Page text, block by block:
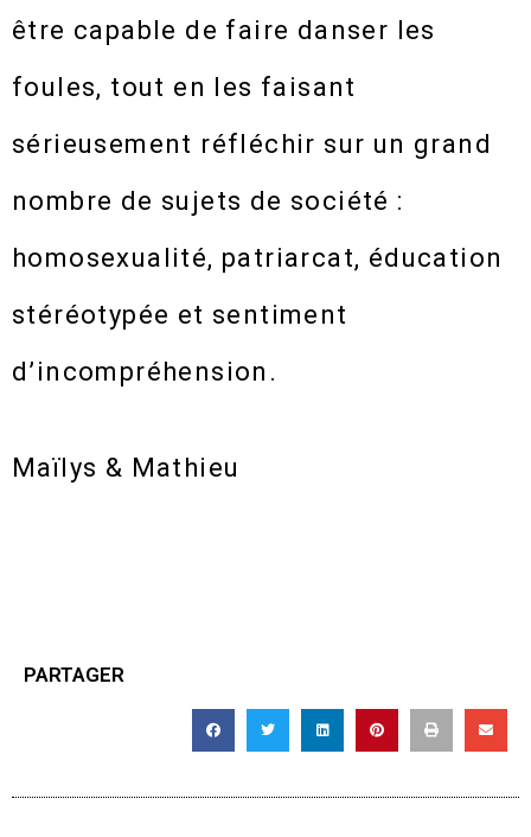
être capable de faire danser les
foules, tout en les faisant
sérieusement réfléchir sur un grand
nombre de sujets de société :
homosexualité, patriarcat, éducation
stéréotypée et sentiment
d’incompréhension.
Maïlys & Mathieu
PARTAGER